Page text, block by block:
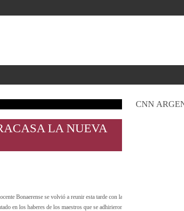
LA NUEVA
Bonaerense se volvió a reunir esta tarde con la administración de María
en los haberes de los maestros que se adhirieron a la huelgas, convocarían
CNN